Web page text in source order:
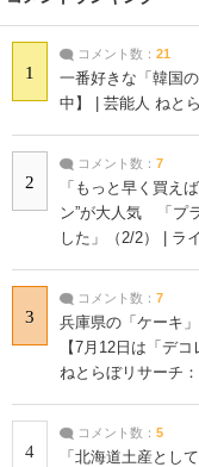
1
コメント数： 21
一番好きな「韓国
中】 | 芸能人 ねと
2
コメント数： 7
「もっと早く買え
ン”が大人気 「プ
した」（2/2） | ラ
3
コメント数： 7
兵庫県の「ケーキ
【7月12日は「デ
ねとらぼリサーチ
4
コメント数： 5
「北海道土産とし